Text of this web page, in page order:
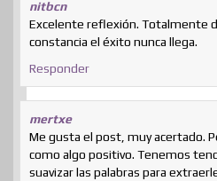
nitbcn
Excelente reflexión. Totalmente
constancia el éxito nunca llega.
Responder
mertxe
Me gusta el post, muy acertado.
como algo positivo. Tenemos
suavizar las palabras para